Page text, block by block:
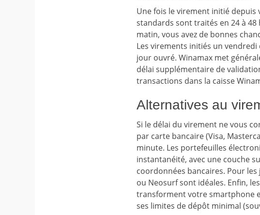
Une fois le virement initié depuis
standards sont traités en 24 à
matin, vous avez de bonnes
Les virements initiés un
jour ouvré. Winamax met
délai supplémentaire de
transactions dans la caisse
Alternatives au
Si le délai du virement ne vous
par carte bancaire (Visa,
minute. Les portefeuilles
instantanéité, avec une couche
coordonnées bancaires. Pour
ou Neosurf sont idéales. Enfin,
transforment votre smartphone
ses limites de dépôt minimal